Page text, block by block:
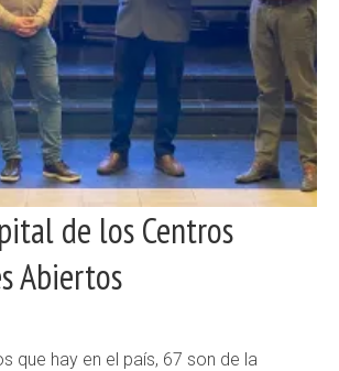
de los Centros
Abiertos
que hay en el país, 67 son de la